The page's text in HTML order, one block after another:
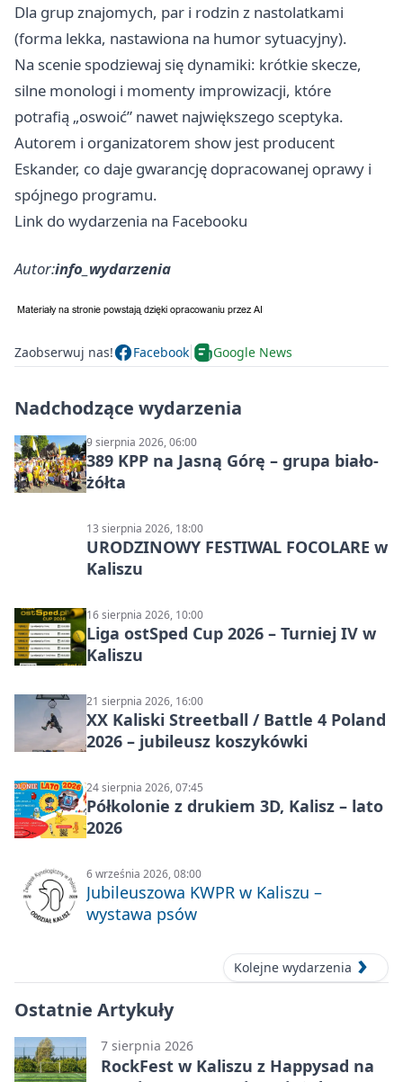
Dla grup znajomych, par i rodzin z nastolatkami
(forma lekka, nastawiona na humor sytuacyjny).
Na scenie spodziewaj się dynamiki: krótkie skecze,
silne monologi i momenty improwizacji, które
potrafią „oswoić” nawet największego sceptyka.
Autorem i organizatorem show jest producent
Eskander, co daje gwarancję dopracowanej oprawy i
spójnego programu.
Link do wydarzenia na Facebooku
Autor:info_wydarzenia
Zaobserwuj nas! Facebook Google News
Nadchodzące wydarzenia
9 sierpnia 2026, 06:00
389 KPP na Jasną Górę – grupa biało-
żółta
13 sierpnia 2026, 18:00
URODZINOWY FESTIWAL FOCOLARE w
Kaliszu
16 sierpnia 2026, 10:00
Liga ostSped Cup 2026 – Turniej IV w
Kaliszu
21 sierpnia 2026, 16:00
XX Kaliski Streetball / Battle 4 Poland
2026 – jubileusz koszykówki
24 sierpnia 2026, 07:45
Półkolonie z drukiem 3D, Kalisz – lato
2026
6 września 2026, 08:00
Jubileuszowa KWPR w Kaliszu –
wystawa psów
Kolejne wydarzenia
Ostatnie Artykuły
7 sierpnia 2026
RockFest w Kaliszu z Happysad na